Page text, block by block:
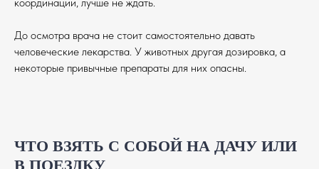
До осмотра врача не стоит самостоятельно давать
человеческие лекарства. У животных другая дозировка, а
некоторые привычные препараты для них опасны.
ЧТО ВЗЯТЬ С СОБОЙ НА ДАЧУ ИЛИ
В ПОЕЗДКУ
руки всегда будут кстати.